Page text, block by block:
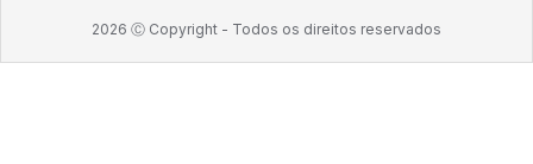
2026 Ⓒ Copyright - Todos os direitos reservados